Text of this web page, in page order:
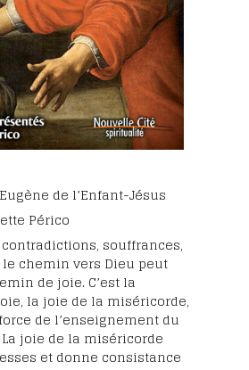
de l’Enfant-Jésus
Périco
souffrances,
chemin vers Dieu peut
de joie. C’est la
la joie de la miséricorde,
de l’enseignement du
joie de la miséricorde
et donne consistance